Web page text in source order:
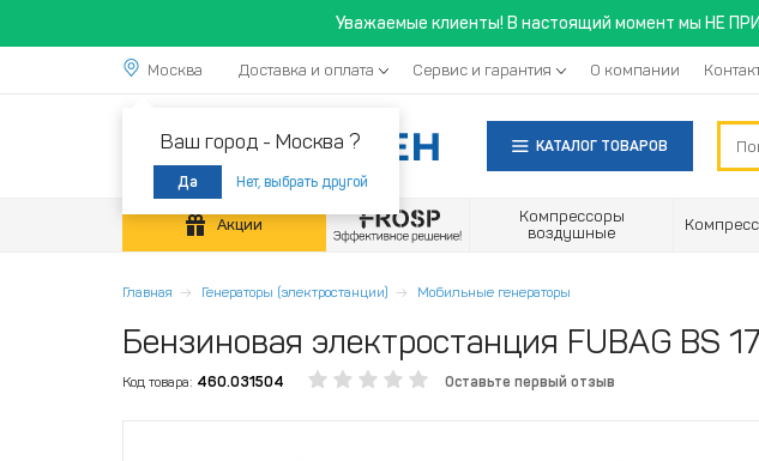
Уважаемые клиенты! В настоящий момент мы НЕ
Москва
Ваш город - Москва ?
Да Нет, выбрать другой
Доставка и оплата Сервис и гарантия О компании
КАТАЛОГ ТОВАРОВ
Акции
Компрессоры
воздушные
Главная Генераторы (электростанции) Мобильные генераторы
Бензиновая электростанция FUBAG BS
Код товара: 460.031504 Оставьте первый отзыв